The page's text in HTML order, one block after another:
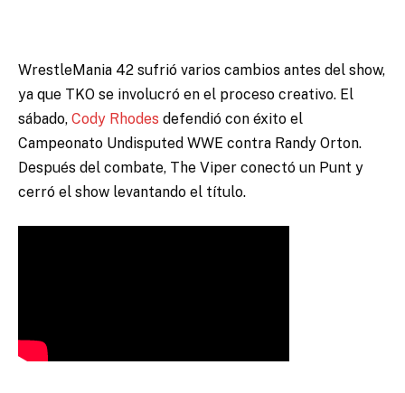
WrestleMania 42 sufrió varios cambios antes del show,
ya que TKO se involucró en el proceso creativo. El
sábado, Cody Rhodes defendió con éxito el
Campeonato Undisputed WWE contra Randy Orton.
Después del combate, The Viper conectó un Punt y
cerró el show levantando el título.